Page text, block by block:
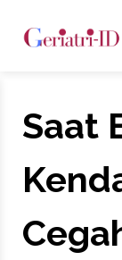
Saat